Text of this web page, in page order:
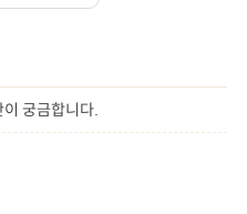
궁금합니다.